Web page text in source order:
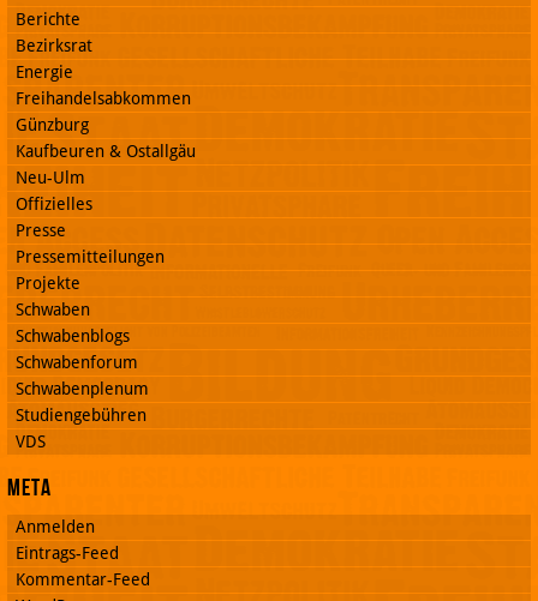
Berichte
Bezirksrat
Energie
Freihandelsabkommen
Günzburg
Kaufbeuren & Ostallgäu
Neu-Ulm
Offizielles
Presse
Pressemitteilungen
Projekte
Schwaben
Schwabenblogs
Schwabenforum
Schwabenplenum
Studiengebühren
VDS
Meta
Anmelden
Eintrags-Feed
Kommentar-Feed